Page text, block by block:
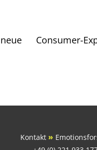
Consumer-
Kontakt»